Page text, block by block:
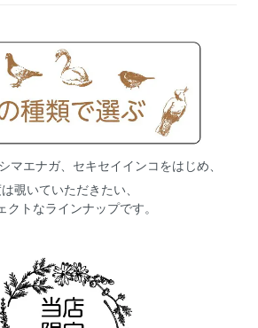
マエナガ、セキセイインコをはじめ、
覗いていただきたい、
クトなラインナップです。